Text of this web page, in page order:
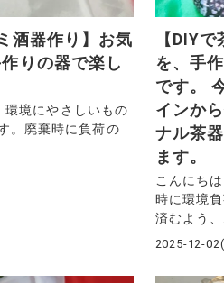
酒器作り】お気
りの器で楽し
環境にやさしいもの
。廃棄時に負荷の
【DIY
を、手
です。
インか
ナル茶
ます。
こんにち
時に環境
済むよう、
2025-12-